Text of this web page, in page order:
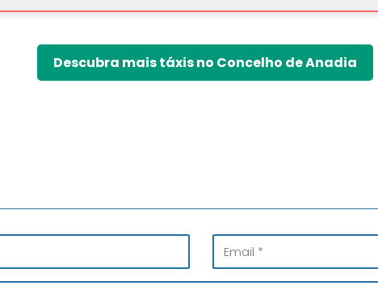
Descubra mais táxis no Concelho de Anadia